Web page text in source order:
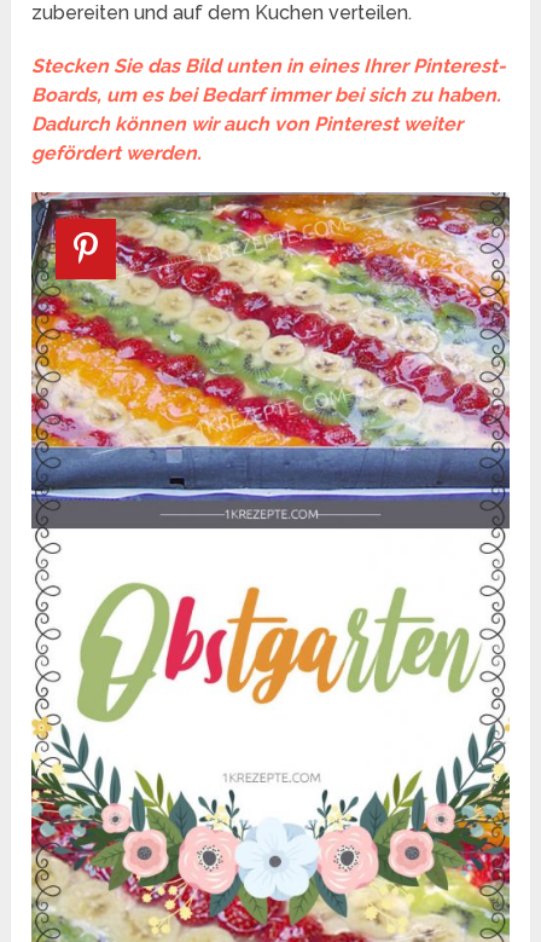
zubereiten und auf dem Kuchen verteilen.
Stecken Sie das Bild unten in eines Ihrer Pinterest-
Boards, um es bei Bedarf immer bei sich zu haben.
Dadurch können wir auch von Pinterest weiter
gefördert werden.